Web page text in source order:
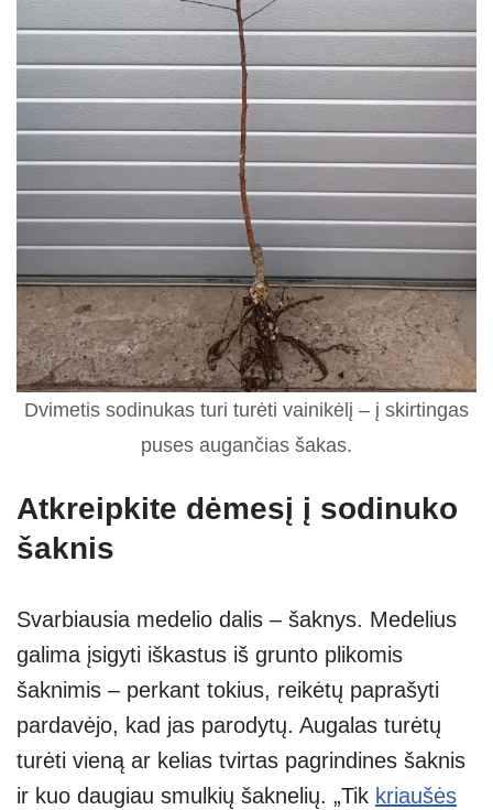
Dvimetis sodinukas turi turėti vainikėlį – į skirtingas
puses augančias šakas.
Atkreipkite dėmesį į sodinuko
šaknis
Svarbiausia medelio dalis – šaknys. Medelius
galima įsigyti iškastus iš grunto plikomis
šaknimis – perkant tokius, reikėtų paprašyti
pardavėjo, kad jas parodytų. Augalas turėtų
turėti vieną ar kelias tvirtas pagrindines šaknis
ir kuo daugiau smulkių šaknelių. „Tik kriaušės